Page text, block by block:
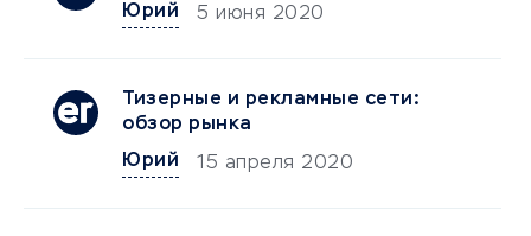
Юрий
5 июня 2020
Тизерные и рекламные сети:
обзор рынка
Юрий
15 апреля 2020